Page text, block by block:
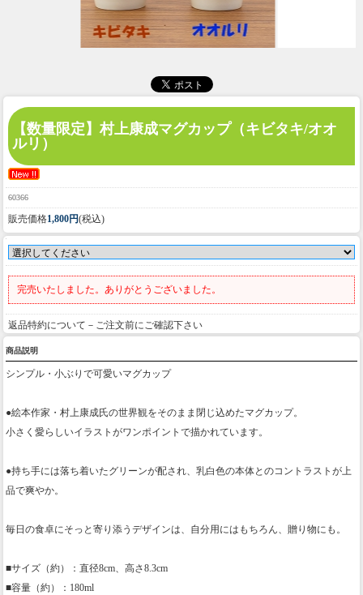
【数量限定】村上康成マグカップ（キビタキ/オオ
ルリ）
60366
販売価格1,800円(税込)
完売いたしました。ありがとうございました。
返品特約について－ご注文前にご確認下さい
商品説明
シンプル・小ぶりで可愛いマグカップ
●絵本作家・村上康成氏の世界観をそのまま閉じ込めたマグカップ。
小さく愛らしいイラストがワンポイントで描かれています。
●持ち手には落ち着いたグリーンが配され、乳白色の本体とのコントラストが上
品で爽やか。
毎日の食卓にそっと寄り添うデザインは、自分用にはもちろん、贈り物にも。
■サイズ（約）：直径8cm、高さ8.3cm
■容量（約）：180ml